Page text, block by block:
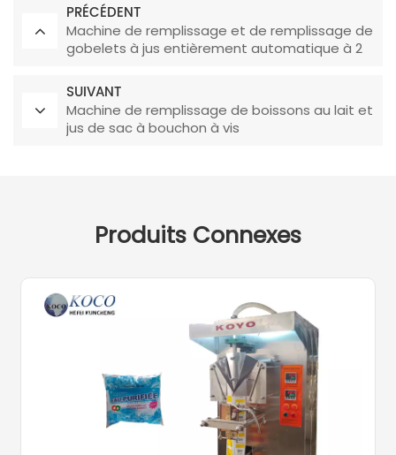
PRÉCÉDENT
Machine de remplissage et de remplissage de
gobelets à jus entièrement automatique à 2
SUIVANT
Machine de remplissage de boissons au lait et
jus de sac à bouchon à vis
Produits Connexes